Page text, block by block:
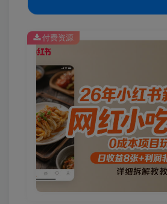
付费资源